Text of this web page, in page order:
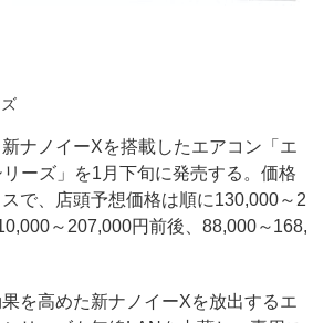
ナノイーXを搭載したエアコン「エ
ーズ」を1月下旬に発売する。価格
で、店頭予想価格は順に130,000～2
～207,000円前後、88,000～168,
を高めた新ナノイーXを放出するエ